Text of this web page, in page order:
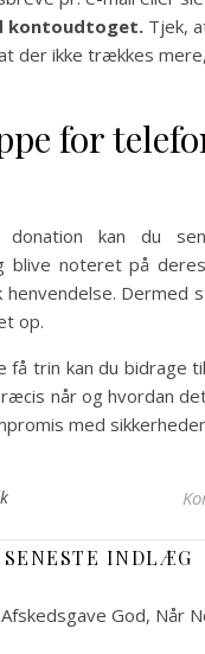
kontoudtoget. Tjek,
der ikke trækkes
for
donation kan du
blive noteret på
Dermed
op.
få trin kan du bidrage
når og hvordan
med
SENESTE INDLÆG
God, Når